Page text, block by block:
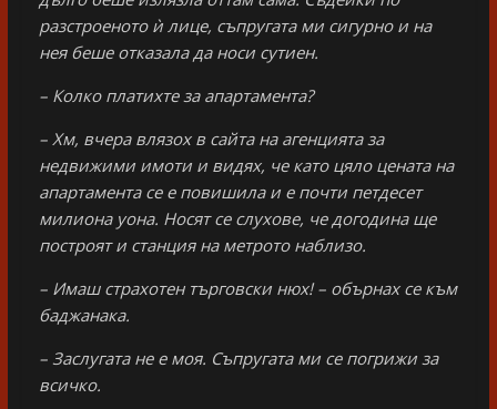
разстроеното ѝ лице, съпругата ми сигурно и на
нея беше отказала да носи сутиен.
– Колко платихте за апартамента?
– Хм, вчера влязох в сайта на агенцията за
недвижими имоти и видях, че като цяло цената на
апартамента се е повишила и е почти петдесет
милиона уона. Носят се слухове, че догодина ще
построят и станция на метрото наблизо.
– Имаш страхотен търговски нюх! – обърнах се към
баджанака.
– Заслугата не е моя. Съпругата ми се погрижи за
всичко.